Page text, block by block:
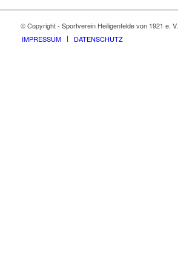
© Copyright - Sportverein Heiligenfelde von 1921 e. V.
IMPRESSUM
DATENSCHUTZ